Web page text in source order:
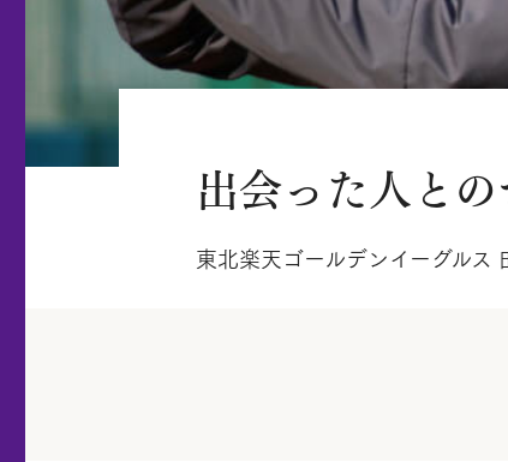
出会った人と
東北楽天ゴールデンイーグルス